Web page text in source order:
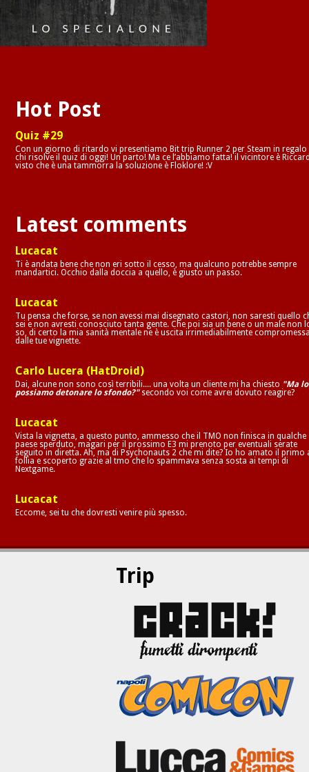
Hot Post
Quiz #29
Con un giorno di ritardo vi presentiamo Bit trip Runner 2 per Steam in regalo
chi risolve il quiz di oggi! Un parto! Ma ce l’abbiamo fatta! il vicintore è
visto che è una tammorra la soluzione è Floklore! :V
Latest comments
Lucacat
Ti è andata bene che non eri sotto il cesso, ma qualcuno potrebbe sempre
mandartici. Occhio dalla doccia a quello, è giusto un passo.
Lucacat
Tu pensa che forse, se non avessi mai disegnato castori, non saresti quello
sei e non avresti conosciuto tanta gente. Che poi sia un bene o un male non
so, di certo la mia sanità mentale ne è uscita irrimediabilmente
dalle tue vignette.
Carlo Lucera (HatDroid)
Dai, alcune non sono così terribili.... una volta un cliente mi ha chiesto "Ma lo
possiamo detonare lo sfondo?"secondo voi come avrei dovuto reagire?
Lucacat
Vista la vignetta, a questo punto, ammesso che il TMO non finisca in qualche
paese sperduto, magari per il prossimo E3 mi prenoto per eventuali serate
seguito in diretta. Ah, ma di Psychonauts 2 che mi dite? Io ho amato il primo
follia e scoperto grazie al tmo che lo spammava senza sosta ai tempi di
Nextgame.
Lucacat
Eccome, sei tu che dovresti venire più spesso.
Trip